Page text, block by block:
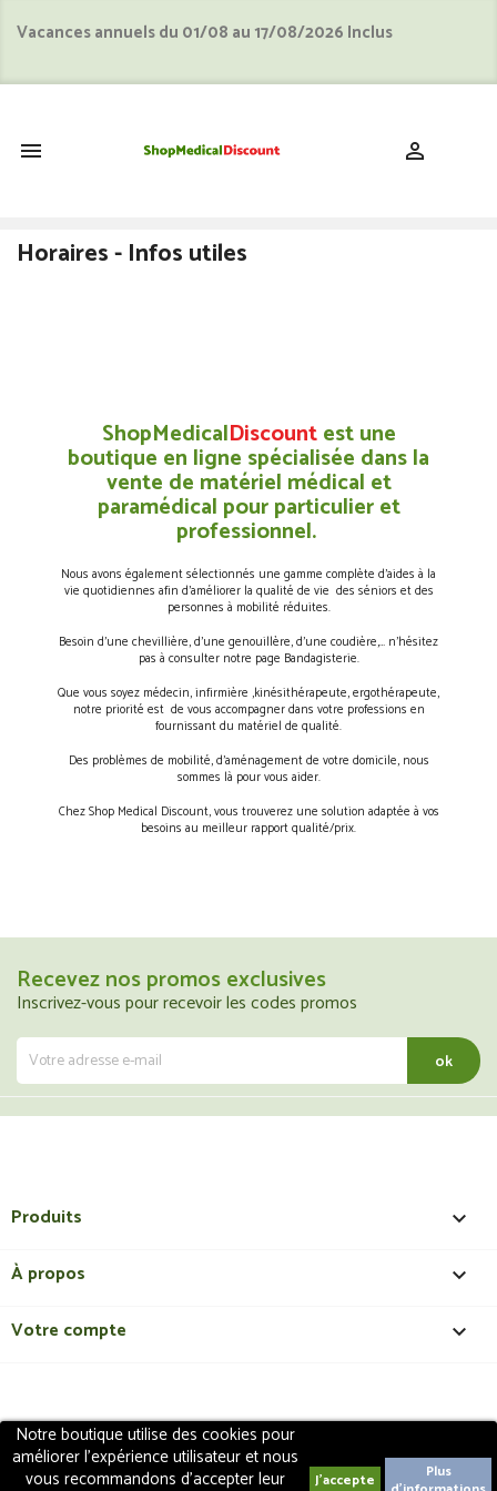
Vacances annuels du 01/08 au 17/08/2026 Inclus
 
Notre boutique utilise des cookies pour
améliorer l'expérience utilisateur et nous
vous recommandons d'accepter leur
Plus
Horaires - Infos utiles
ShopMedicalDiscountest une
boutique en ligne spécialisée dans la
vente de matériel médical et
paramédical pour particulier et
professionnel.
Nous avons également sélectionnés une gamme complète d’aides à la
vie quotidiennes afin d’améliorer la qualité de vie des séniors et des
personnes à mobilité réduites.
Besoin d’une chevillière, d’une genouillère, d’une coudière,… n’hésitez
pas à consulter notre page Bandagisterie.
Que vous soyez médecin, infirmière ,kinésithérapeute, ergothérapeute,
notre priorité est de vous accompagner dans votre professions en
fournissant du matériel de qualité.
Des problèmes de mobilité, d’aménagement de votre domicile, nous
sommes là pour vous aider.
Chez Shop Medical Discount, vous trouverez une solution adaptée à vos
besoins au meilleur rapport qualité/prix.
Recevez nos promos exclusives
Inscrivez-vous pour recevoir les codes promos
Produits 
À propos 
Votre compte 
Copyright 2018 - ShopMedicalDiscount
réservés | Création de site internet EasyConceptTM